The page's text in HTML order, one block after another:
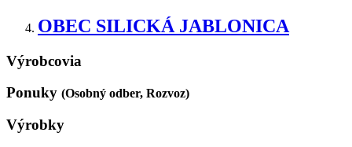
OBEC SILICKÁ JABLONICA
Výrobcovia
Ponuky (Osobný odber, Rozvoz)
Výrobky